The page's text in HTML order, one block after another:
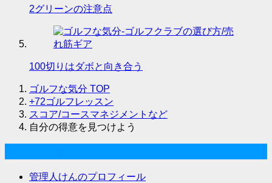
2グリーンの注意点
100切りはダボと向き合う
ゴルフな気分 TOP
+72ゴルフレッスン
スコア/コースマネジメントなど
自分の得意を見つけよう
管理人けんのプロフィール